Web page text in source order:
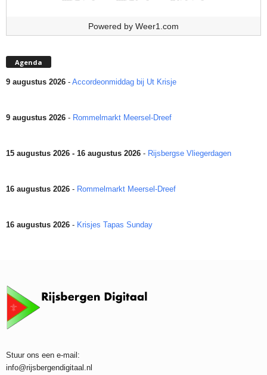
Powered by Weer1.com
Agenda
9 augustus 2026 - Accordeonmiddag bij Ut Krisje
9 augustus 2026 - Rommelmarkt Meersel-Dreef
15 augustus 2026 - 16 augustus 2026 - Rijsbergse Vliegerdagen
16 augustus 2026 - Rommelmarkt Meersel-Dreef
16 augustus 2026 - Krisjes Tapas Sunday
Stuur ons een e-mail:
info@rijsbergendigitaal.nl